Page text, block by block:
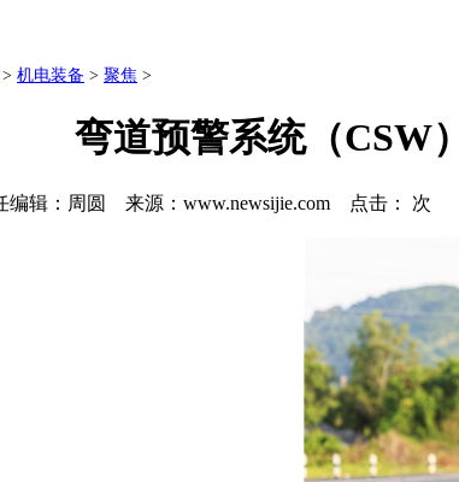
> 机电装备 > 聚焦 >
弯道预警系统（CSW
编辑：周圆 来源：www.newsijie.com 点击： 次